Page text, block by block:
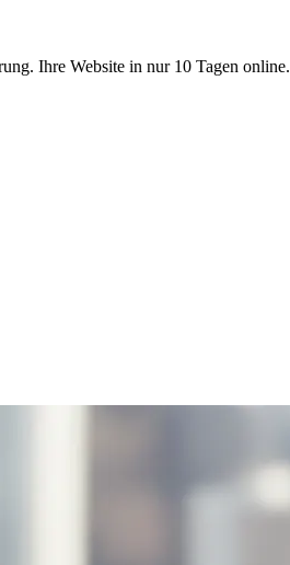
Ihre Website in nur 10 Tagen online.